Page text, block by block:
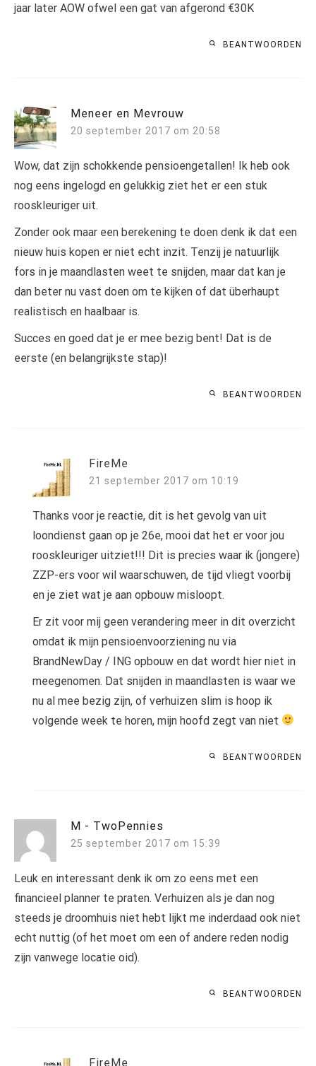
jaar later AOW ofwel een gat van afgerond €30K
BEANTWOORDEN
Meneer en Mevrouw
20 september 2017 om 20:58
Wow, dat zijn schokkende pensioengetallen! Ik heb ook
nog eens ingelogd en gelukkig ziet het er een stuk
rooskleuriger uit.
Zonder ook maar een berekening te doen denk ik dat een
nieuw huis kopen er niet echt inzit. Tenzij je natuurlijk
fors in je maandlasten weet te snijden, maar dat kan je
dan beter nu vast doen om te kijken of dat überhaupt
realistisch en haalbaar is.
Succes en goed dat je er mee bezig bent! Dat is de
eerste (en belangrijkste stap)!
BEANTWOORDEN
FireMe
21 september 2017 om 10:19
Thanks voor je reactie, dit is het gevolg van uit
loondienst gaan op je 26e, mooi dat het er voor jou
rooskleuriger uitziet!!! Dit is precies waar ik (jongere)
ZZP-ers voor wil waarschuwen, de tijd vliegt voorbij
en je ziet wat je aan opbouw misloopt.
Er zit voor mij geen verandering meer in dit overzicht
omdat ik mijn pensioenvoorziening nu via
BrandNewDay / ING opbouw en dat wordt hier niet in
meegenomen. Dat snijden in maandlasten is waar we
nu al mee bezig zijn, of verhuizen slim is hoop ik
volgende week te horen, mijn hoofd zegt van niet
BEANTWOORDEN
M - TwoPennies
25 september 2017 om 15:39
Leuk en interessant denk ik om zo eens met een
financieel planner te praten. Verhuizen als je dan nog
steeds je droomhuis niet hebt lijkt me inderdaad ook niet
echt nuttig (of het moet om een of andere reden nodig
zijn vanwege locatie oid).
BEANTWOORDEN
FireMe